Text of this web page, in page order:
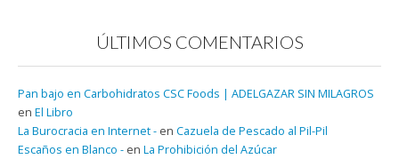
ÚLTIMOS COMENTARIOS
Pan bajo en Carbohidratos CSC Foods | ADELGAZAR SIN MILAGROS
en El Libro
La Burocracia en Internet - en Cazuela de Pescado al Pil-Pil
Escaños en Blanco - en La Prohibición del Azúcar